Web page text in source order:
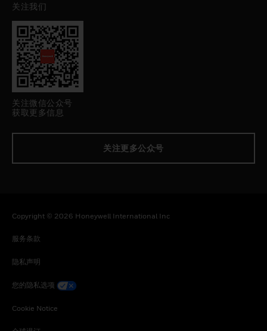
toggle view
关注我们
关注微信公众号
获取更多信息
关注更多公众号
Copyright © 2026 Honeywell International Inc
服务条款
隐私声明
您的隐私选项
Cookie Notice